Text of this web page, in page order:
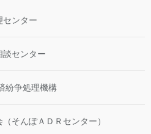
センター
談センター
紛争処理機構
そんぽＡＤＲセンター）